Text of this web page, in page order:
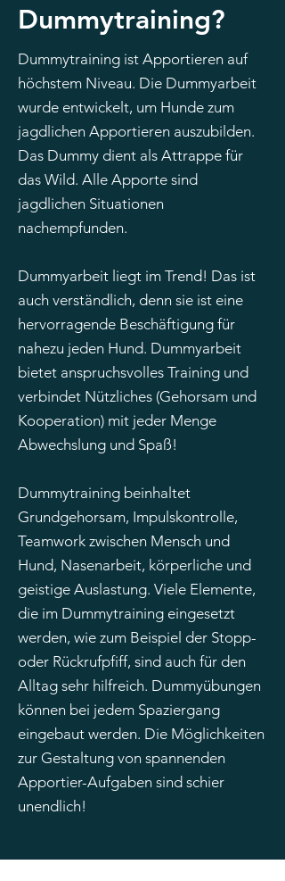
Dummytraining?
Dummytraining ist Apportieren auf
höchstem Niveau. Die Dummyarbeit
wurde entwickelt, um Hunde zum
jagdlichen Apportieren auszubilden.
Das Dummy dient als Attrappe für
das Wild. Alle Apporte sind
jagdlichen Situationen
nachempfunden.
Dummyarbeit liegt im Trend! Das ist
auch verständlich, denn sie ist eine
hervorragende Beschäftigung für
nahezu jeden Hund. Dummyarbeit
bietet anspruchsvolles Training und
verbindet Nützliches (Gehorsam und
Kooperation) mit jeder Menge
Abwechslung und Spaß!
Dummytraining beinhaltet
Grundgehorsam, Impulskontrolle,
Teamwork zwischen Mensch und
Hund, Nasenarbeit, körperliche und
geistige Auslastung. Viele Elemente,
die im Dummytraining eingesetzt
werden, wie zum Beispiel der Stopp-
oder Rückrufpfiff, sind auch für den
Alltag sehr hilfreich. Dummyübungen
können bei jedem Spaziergang
eingebaut werden. Die Möglichkeiten
zur Gestaltung von spannenden
Apportier-Aufgaben sind schier
unendlich!